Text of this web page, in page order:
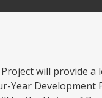
will provide
Year